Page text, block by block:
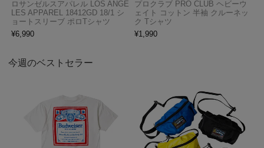
ロサンゼルスアパレル LOS ANGE
LES APPAREL 18412GD 18/1 シ
ョートスリーブ ポロTシャツ
¥6,990
プロクラブ PRO CLUB ヘビーウ
ェイト コットン 半袖 クルーネッ
ク Tシャツ
¥1,990
今週のベストセラー